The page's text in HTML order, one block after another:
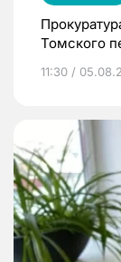
Томского
11:30 /